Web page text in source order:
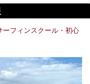
た、大阪府内のオススメ温
いと思います！
ーフィンスクール・初心